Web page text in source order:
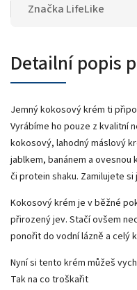
Značka LifeLike
Detailní popis
Jemný kokosový krém ti
Vyrábíme ho pouze z kvalitní
kokosový, lahodný máslový
jablkem, banánem a ovesnou
či protein shaku. Zamilujete
Kokosový krém je v běžné
přirozený jev. Stačí ovšem
ponořit do vodní lázně a celý
Nyní si tento krém můžeš
Tak na co troškařit